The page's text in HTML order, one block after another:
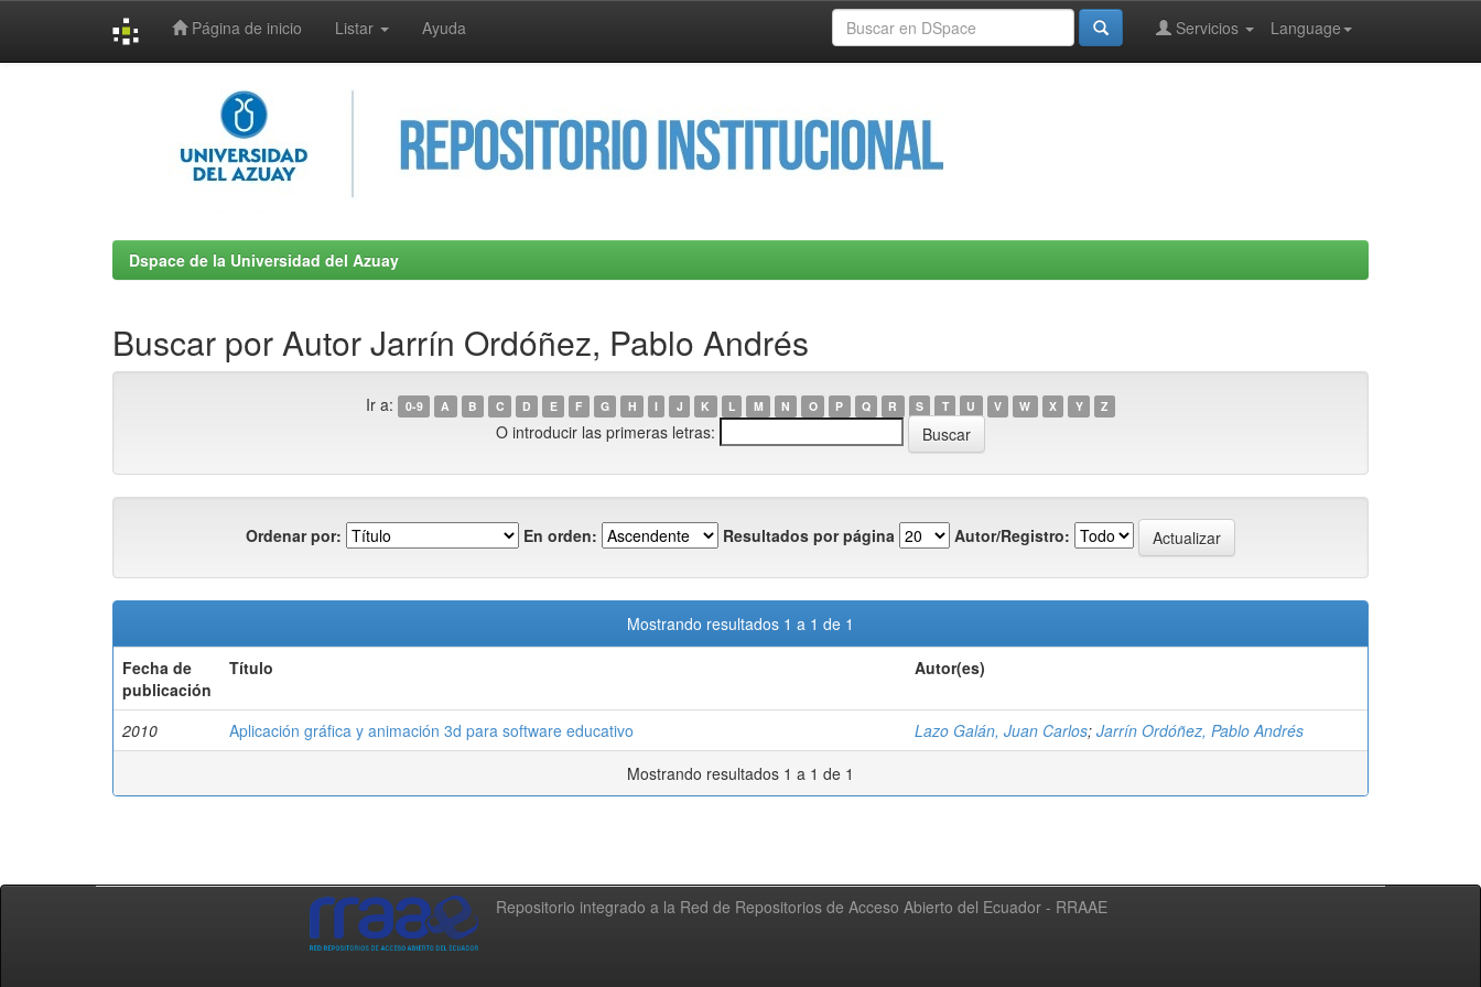
Página de inicio Listar Ayuda Language
Servicios
Dspace de la Universidad del Azuay
Buscar por Autor Jarrín Ordóñez, Pablo Andrés
Ir a: 0-9 A B C D E F G H I J K L M N O P Q R S T U V W X Y Z
O introducir las primeras letras:
Ordenar por: En orden: Resultados por página Autor/Registro:
Mostrando resultados 1 a 1 de 1
Fecha de
publicación
Título Autor(es)
2010 Aplicación gráfica y animación 3d para software educativo Lazo Galán, Juan Carlos; Jarrín Ordóñez, Pablo Andrés
Mostrando resultados 1 a 1 de 1
Repositorio integrado a la Red de Repositorios de Acceso Abierto del Ecuador - RRAAE